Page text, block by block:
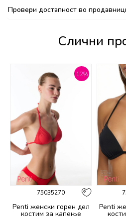
Провери достапност во
Слични
12%
75035270
Penti женски горeн дел
костим за капење
Penti